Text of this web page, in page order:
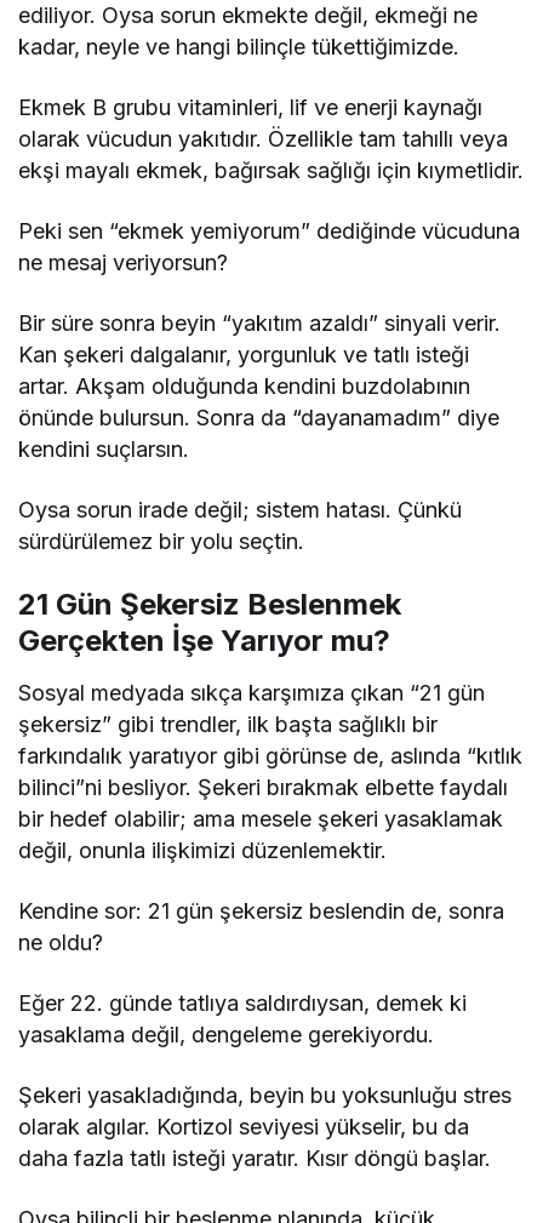
ediliyor. Oysa sorun ekmekte değil, ekmeği ne
kadar, neyle ve hangi bilinçle tükettiğimizde.
Ekmek B grubu vitaminleri, lif ve enerji kaynağı
olarak vücudun yakıtıdır. Özellikle tam tahıllı veya
ekşi mayalı ekmek, bağırsak sağlığı için kıymetlidir.
Peki sen “ekmek yemiyorum” dediğinde vücuduna
ne mesaj veriyorsun?
Bir süre sonra beyin “yakıtım azaldı” sinyali verir.
Kan şekeri dalgalanır, yorgunluk ve tatlı isteği
artar. Akşam olduğunda kendini buzdolabının
önünde bulursun. Sonra da “dayanamadım” diye
kendini suçlarsın.
Oysa sorun irade değil; sistem hatası. Çünkü
sürdürülemez bir yolu seçtin.
21 Gün Şekersiz Beslenmek
Gerçekten İşe Yarıyor mu?
Sosyal medyada sıkça karşımıza çıkan “21 gün
şekersiz” gibi trendler, ilk başta sağlıklı bir
farkındalık yaratıyor gibi görünse de, aslında “kıtlık
bilinci”ni besliyor. Şekeri bırakmak elbette faydalı
bir hedef olabilir; ama mesele şekeri yasaklamak
değil, onunla ilişkimizi düzenlemektir.
Kendine sor: 21 gün şekersiz beslendin de, sonra
ne oldu?
Eğer 22. günde tatlıya saldırdıysan, demek ki
yasaklama değil, dengeleme gerekiyordu.
Şekeri yasakladığında, beyin bu yoksunluğu stres
olarak algılar. Kortizol seviyesi yükselir, bu da
daha fazla tatlı isteği yaratır. Kısır döngü başlar.